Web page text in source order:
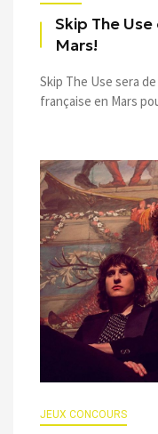
Skip The
Mars!
Skip The Use sera
française en Mars
JEUX CONCOURS